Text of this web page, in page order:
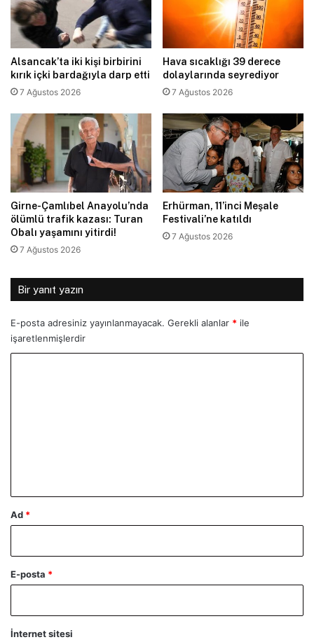
Alsancak’ta iki kişi birbirini
kırık içki bardağıyla darp etti
7 Ağustos 2026
Hava sıcaklığı 39 derece
dolaylarında seyrediyor
7 Ağustos 2026
Girne-Çamlıbel Anayolu’nda
ölümlü trafik kazası: Turan
Obalı yaşamını yitirdi!
7 Ağustos 2026
Erhürman, 11’inci Meşale
Festivali’ne katıldı
7 Ağustos 2026
Bir yanıt yazın
E-posta adresiniz yayınlanmayacak. Gerekli alanlar * ile
işaretlenmişlerdir
Ad *
E-posta *
İnternet sitesi